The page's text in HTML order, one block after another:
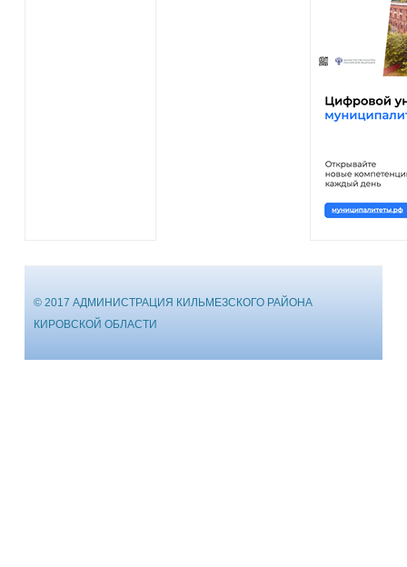
© 2017 АДМИНИСТРАЦИЯ КИЛЬМЕЗСКОГО РАЙОНА
КИРОВСКОЙ ОБЛАСТИ